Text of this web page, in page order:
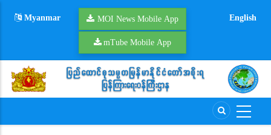
Myanmar MOI News Mobile App
mTube Mobile App
English